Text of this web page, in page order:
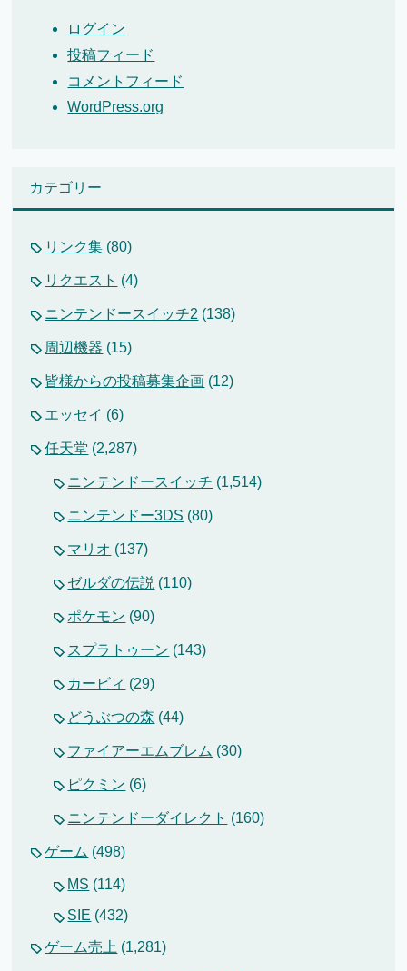
ログイン
投稿フィード
コメントフィード
WordPress.org
カテゴリー
リンク集 (80)
リクエスト (4)
ニンテンドースイッチ2 (138)
周辺機器 (15)
皆様からの投稿募集企画 (12)
エッセイ (6)
任天堂 (2,287)
ニンテンドースイッチ (1,514)
ニンテンドー3DS (80)
マリオ (137)
ゼルダの伝説 (110)
ポケモン (90)
スプラトゥーン (143)
カービィ (29)
どうぶつの森 (44)
ファイアーエムブレム (30)
ピクミン (6)
ニンテンドーダイレクト (160)
ゲーム (498)
MS (114)
SIE (432)
ゲーム売上 (1,281)